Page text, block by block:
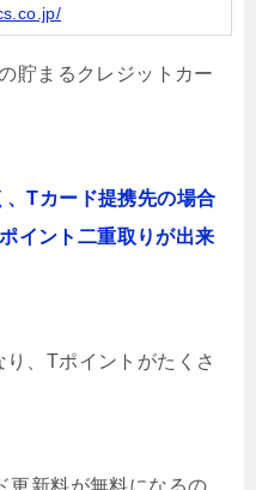
貯まるクレジットカー
Tカード提携先の場合
イント二重取りが出来
、Tポイントがたくさ
更新料が無料になるの